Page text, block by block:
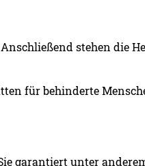
stehen die
für behinderte
garantiert unter